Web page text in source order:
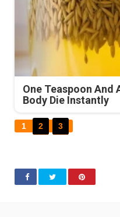
One Teaspoon And
Body Die Instantly
1 2 3